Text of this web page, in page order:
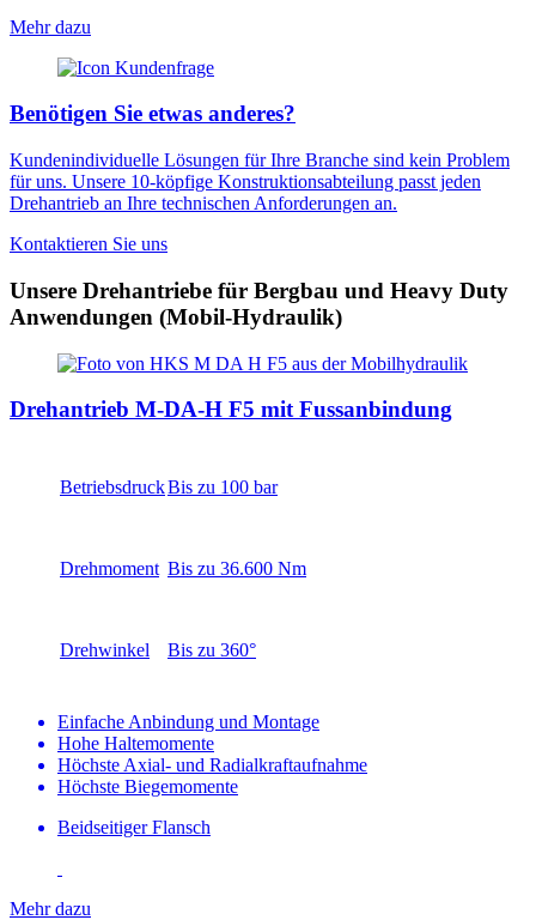
Mehr dazu
Benötigen Sie etwas anderes?
Kundenindividuelle Lösungen für Ihre Branche sind kein Problem
für uns. Unsere 10-köpfige Konstruktionsabteilung passt jeden
Drehantrieb an Ihre technischen Anforderungen an.
Kontaktieren Sie uns
Unsere Drehantriebe für Bergbau und Heavy Duty
Anwendungen (Mobil-Hydraulik)
Drehantrieb M-DA-H F5 mit Fussanbindung
BetriebsdruckBis zu 100 bar
Drehmoment Bis zu 36.600 Nm
Drehwinkel Bis zu 360°
Einfache Anbindung und Montage
Hohe Haltemomente
Höchste Axial- und Radialkraftaufnahme
Höchste Biegemomente
Beidseitiger Flansch
Mehr dazu